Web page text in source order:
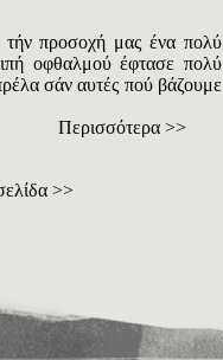
προσοχή μας ένα πολύ
οφθαλμού έφτασε πολύ
σάν αυτές πού βάζουμε
Περισσότερα >>
>>